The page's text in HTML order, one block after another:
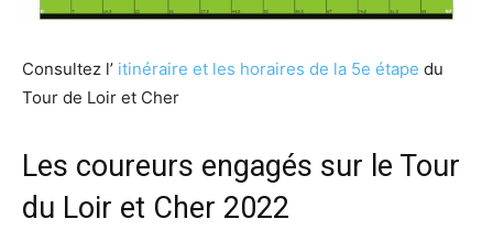
Consultez l’ itinéraire et les horaires de la 5e étape du
Tour de Loir et Cher
Les coureurs engagés sur le Tour
du Loir et Cher 2022